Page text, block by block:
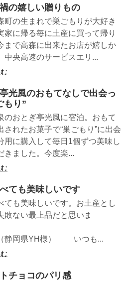
の嬉しい贈りもの
町の生まれで巣ごもりが大好き
家に帰る毎に土産に買って帰り
まで高森に出来たお店が嬉しか
中央高速のサービスエリ...
光風のおもてなしで出会っ
もり”
のおとぎ亭光風に宿泊。おもて
されたお菓子で“巣ごもり”に出会
用に購入して毎日1個ずつ美味し
きました。今度楽...
ても美味しいです
ても美味しいです。お土産とし
敗ない最上品だと思いま
。
県YH様） いつも...
チョコのパリ感